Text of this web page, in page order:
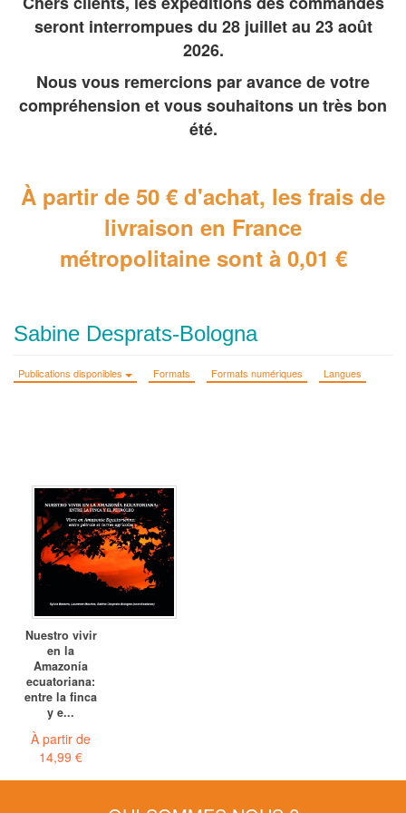
seront interrompues du 28 juillet au 23 août
2026.
Nous vous remercions par avance de votre
compréhension et vous souhaitons un très bon
été.
À partir de 50 € d'achat, les frais de
livraison en France
métropolitainesont à 0,01 €
Sabine Desprats-Bologna
Publications disponibles Formats Formats numériques Langues
Nuestro vivir
en la
Amazonía
ecuatoriana:
entre la finca
y e...
À partir de
14,99 €